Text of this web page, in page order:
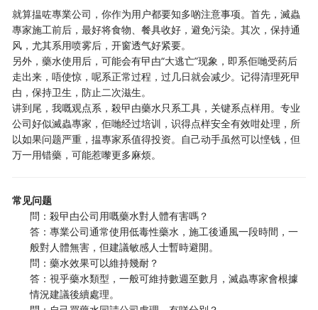
就算揾咗專業公司，你作为用户都要知多啲注意事项。首先，滅蟲
專家施工前后，最好将食物、餐具收好，避免污染。其次，保持通
风，尤其系用喷雾后，开窗透气好紧要。
另外，藥水使用后，可能会有曱甴“大逃亡”现象，即系佢哋受药后
走出来，唔使惊，呢系正常过程，过几日就会减少。记得清理死曱
甴，保持卫生，防止二次滋生。
讲到尾，我嘅观点系，殺曱甴藥水只系工具，关键系点样用。专业
公司好似滅蟲專家，佢哋经过培训，识得点样安全有效咁处理，所
以如果问题严重，揾專家系值得投资。自己动手虽然可以悭钱，但
万一用错藥，可能惹嚟更多麻烦。
常见问题
問：殺曱甴公司用嘅藥水對人體有害嗎？
答：專業公司通常使用低毒性藥水，施工後通風一段時間，一
般對人體無害，但建議敏感人士暫時避開。
問：藥水效果可以維持幾耐？
答：視乎藥水類型，一般可維持數週至數月，滅蟲專家會根據
情況建議後續處理。